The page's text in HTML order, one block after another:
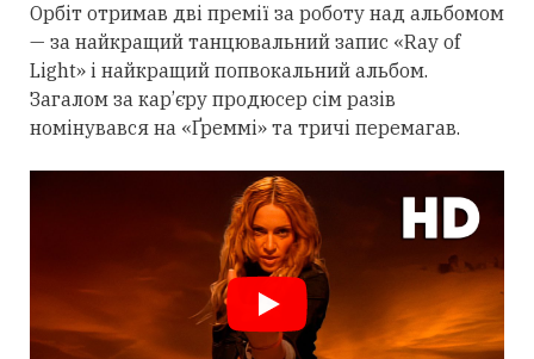
Орбіт отримав дві премії за роботу над альбомом
— за найкращий танцювальний запис «Ray of
Light» і найкращий попвокальний альбом.
Загалом за кар’єру продюсер сім разів
номінувався на «Ґреммі» та тричі перемагав.